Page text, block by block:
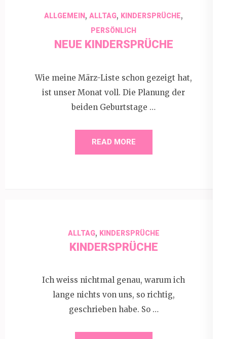
ALLGEMEIN , ALLTAG, KINDERSPRÜCHE,
PERSÖNLICH
NEUE KINDERSPRÜCHE
Wie meine März-Liste schon gezeigt hat,
ist unser Monat voll. Die Planung der
beiden Geburtstage …
READ MORE
ALLTAG, KINDERSPRÜCHE
KINDERSPRÜCHE
Ich weiss nichtmal genau, warum ich
lange nichts von uns, so richtig,
geschrieben habe. So …